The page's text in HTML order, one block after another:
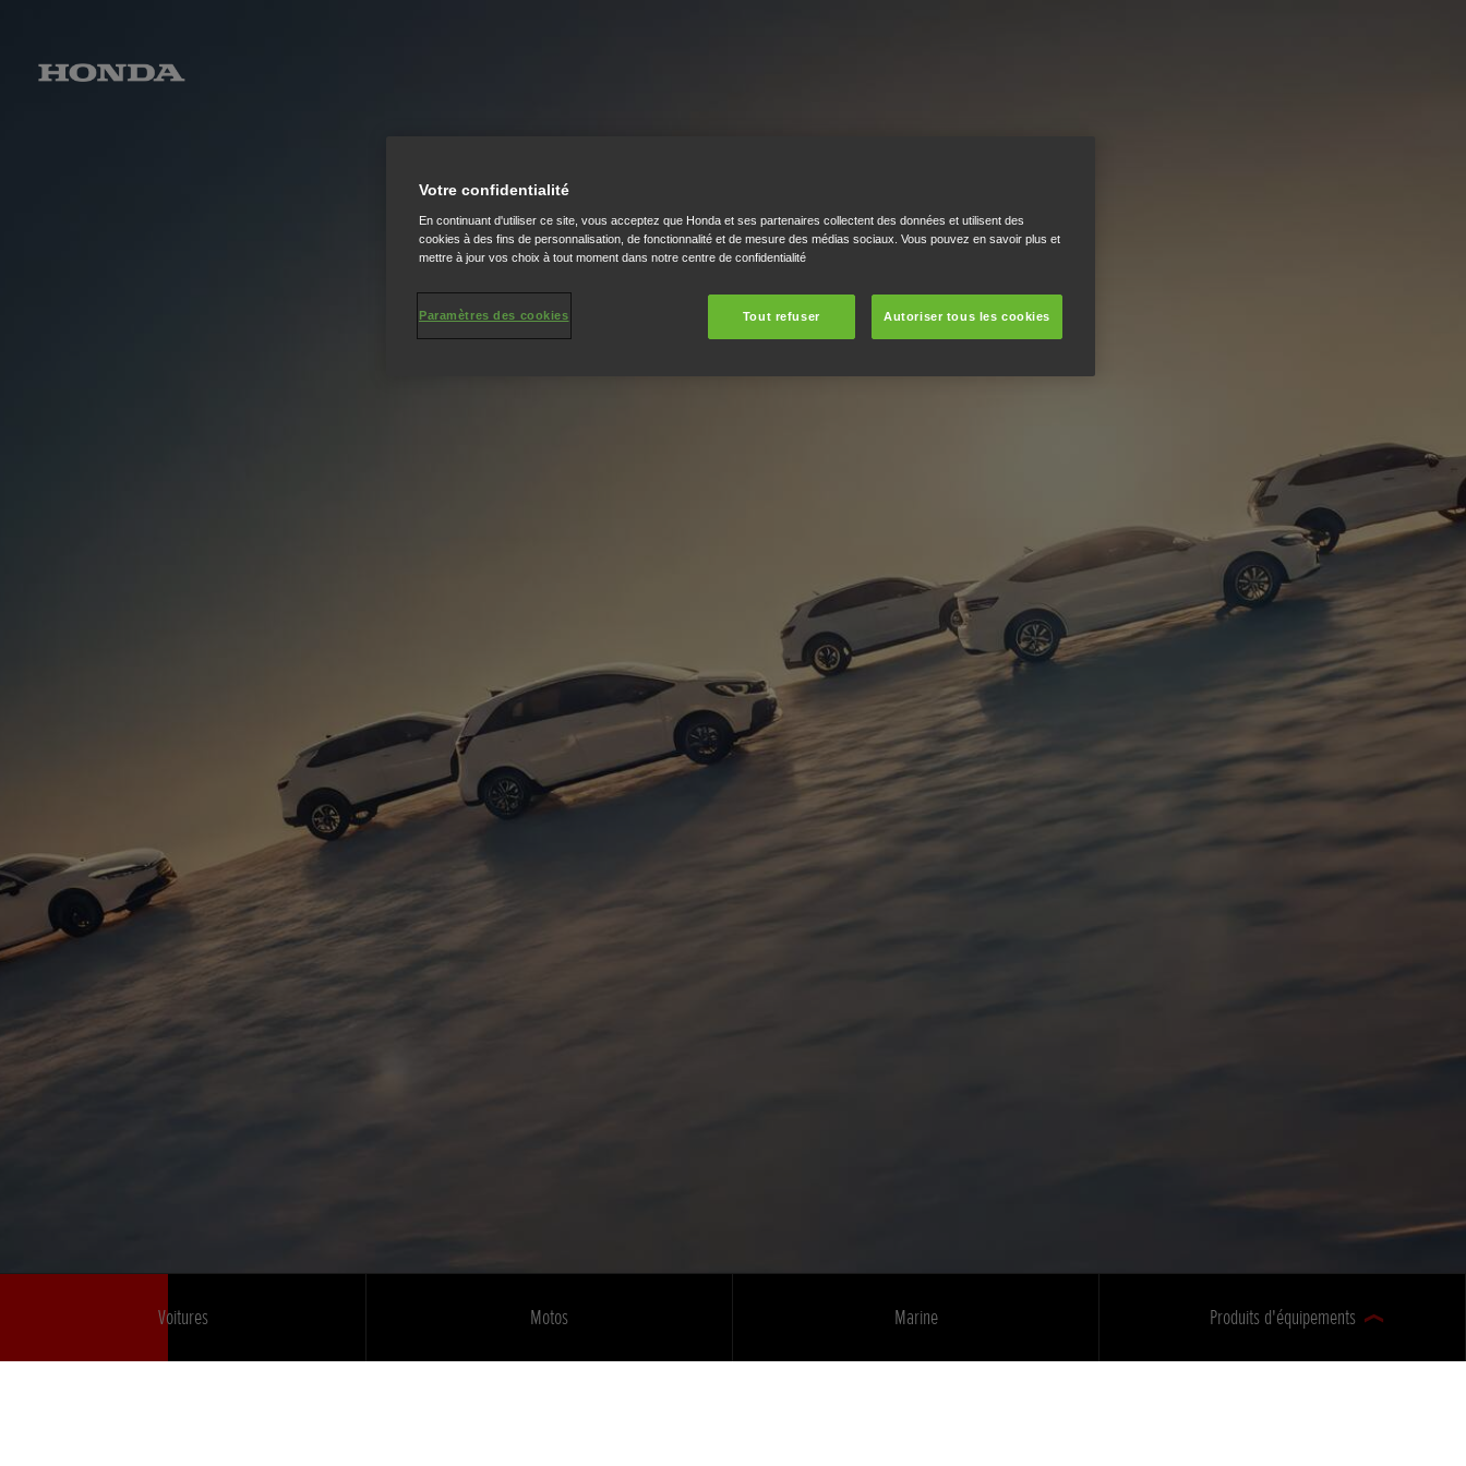
Voitures Motos Marine Produits d'équipements
Votre confidentialité
En continuant d'utiliser ce site, vous acceptez que Honda et ses partenaires collectent des données et utilisent des
cookies à des fins de personnalisation, de fonctionnalité et de mesure des médias sociaux. Vous pouvez en savoir plus et
mettre à jour vos choix à tout moment dans notre centre de confidentialité
Tout refuser Autoriser tous les cookies
Paramètres des cookies